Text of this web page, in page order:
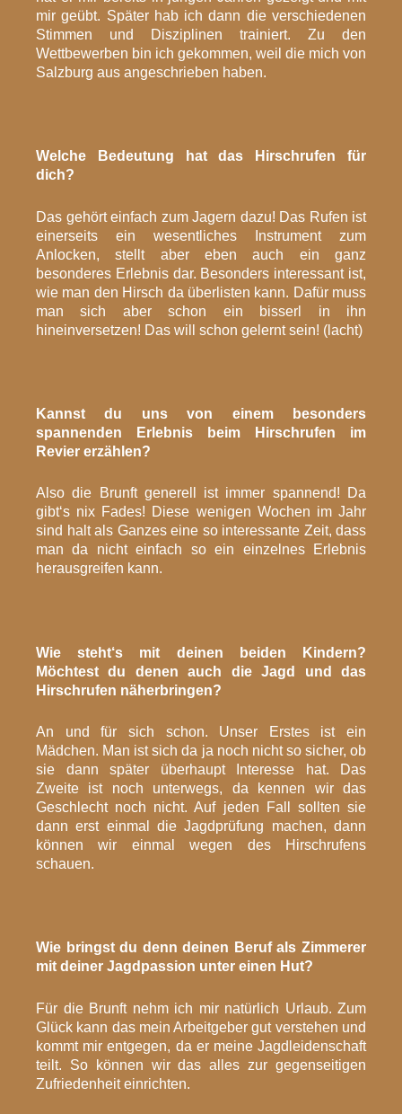
mir geübt. Später hab ich dann die verschiedenen
Stimmen und Disziplinen trainiert. Zu den
Wettbewerben bin ich gekommen, weil die mich von
Salzburg aus angeschrieben haben.
Welche Bedeutung hat das Hirschrufen für
dich?
Das gehört einfach zum Jagern dazu! Das Rufen ist
einerseits ein wesentliches Instrument zum
Anlocken, stellt aber eben auch ein ganz
besonderes Erlebnis dar. Besonders interessant ist,
wie man den Hirsch da überlisten kann. Dafür muss
man sich aber schon ein bisserl in ihn
hineinversetzen! Das will schon gelernt sein! (lacht)
Kannst du uns von einem besonders
spannenden Erlebnis beim Hirschrufen im
Revier erzählen?
Also die Brunft generell ist immer spannend! Da
gibt‘s nix Fades! Diese wenigen Wochen im Jahr
sind halt als Ganzes eine so interessante Zeit, dass
man da nicht einfach so ein einzelnes Erlebnis
herausgreifen kann.
Wie steht‘s mit deinen beiden Kindern?
Möchtest du denen auch die Jagd und das
Hirschrufen näherbringen?
An und für sich schon. Unser Erstes ist ein
Mädchen. Man ist sich da ja noch nicht so sicher, ob
sie dann später überhaupt Interesse hat. Das
Zweite ist noch unterwegs, da kennen wir das
Geschlecht noch nicht. Auf jeden Fall sollten sie
dann erst einmal die Jagdprüfung machen, dann
können wir einmal wegen des Hirschrufens
schauen.
Wie bringst du denn deinen Beruf als Zimmerer
mit deiner Jagdpassion unter einen Hut?
Für die Brunft nehm ich mir natürlich Urlaub. Zum
Glück kann das mein Arbeitgeber gut verstehen und
kommt mir entgegen, da er meine Jagdleidenschaft
teilt. So können wir das alles zur gegenseitigen
Zufriedenheit einrichten.